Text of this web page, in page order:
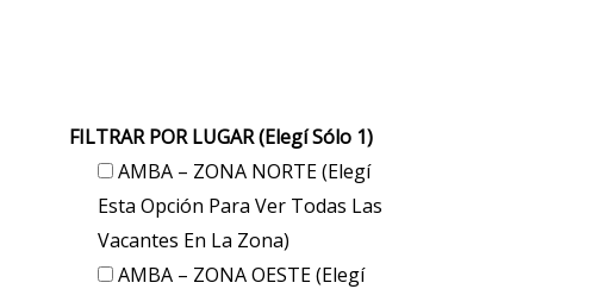
FILTRAR POR LUGAR (elegí Sólo 1)
AMBA – ZONA NORTE (elegí
Esta Opción Para Ver Todas Las
Vacantes En La Zona)
AMBA – ZONA OESTE (elegí